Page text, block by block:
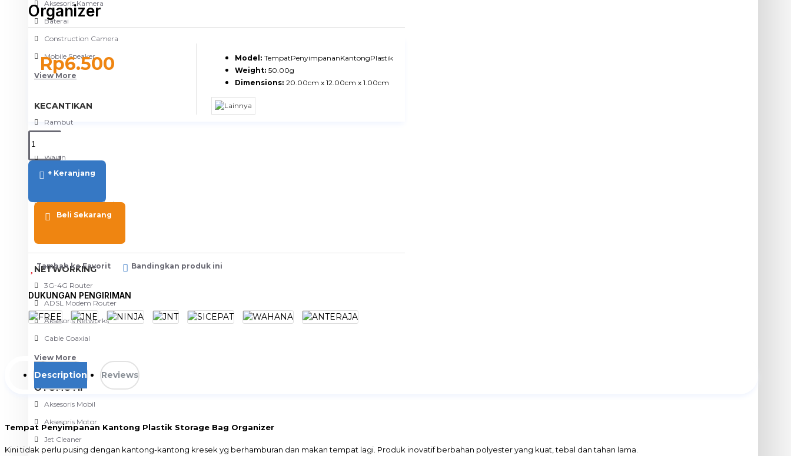
Aksesoris Kamera
Baterai
Construction Camera
Mobile Speaker
View More
KECANTIKAN
Rambut
Wajah
Alat Monitor Kesehatan
Kaki
NETWORKING
3G-4G Router
ADSL Modem Router
Aksesoris Networks
Cable Coaxial
View More
OTOMOTIF
Aksesoris Mobil
Aksesoris Motor
Jet Cleaner
Organizer
Rp6.500 Model: TempatPenyimpananKantongPlastik
Weight: 50.00g
Dimensions: 20.00cm x 12.00cm x 1.00cm
+ Keranjang
Beli Sekarang
Tambah ke Favorit Bandingkan produk ini
DUKUNGAN PENGIRIMAN
Description Reviews
Tempat Penyimpanan Kantong Plastik Storage Bag Organizer
Kini tidak perlu pusing dengan kantong-kantong kresek yg berhamburan dan makan tempat lagi. Produk inovatif berbahan polyester yang kuat, tebal dan tahan lama.